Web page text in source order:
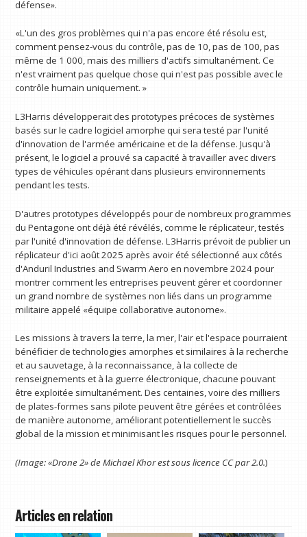
défense».
«L'un des gros problèmes qui n'a pas encore été résolu est,
comment pensez-vous du contrôle, pas de 10, pas de 100, pas
même de 1 000, mais des milliers d'actifs simultanément. Ce
n'est vraiment pas quelque chose qui n'est pas possible avec le
contrôle humain uniquement. »
L3Harris développerait des prototypes précoces de systèmes
basés sur le cadre logiciel amorphe qui sera testé par l'unité
d'innovation de l'armée américaine et de la défense. Jusqu'à
présent, le logiciel a prouvé sa capacité à travailler avec divers
types de véhicules opérant dans plusieurs environnements
pendant les tests.
D'autres prototypes développés pour de nombreux programmes
du Pentagone ont déjà été révélés, comme le réplicateur, testés
par l'unité d'innovation de défense. L3Harris prévoit de publier un
réplicateur d'ici août 2025 après avoir été sélectionné aux côtés
d'Anduril Industries and Swarm Aero en novembre 2024 pour
montrer comment les entreprises peuvent gérer et coordonner
un grand nombre de systèmes non liés dans un programme
militaire appelé «équipe collaborative autonome».
Les missions à travers la terre, la mer, l'air et l'espace pourraient
bénéficier de technologies amorphes et similaires à la recherche
et au sauvetage, à la reconnaissance, à la collecte de
renseignements et à la guerre électronique, chacune pouvant
être exploitée simultanément. Des centaines, voire des milliers
de plates-formes sans pilote peuvent être gérées et contrôlées
de manière autonome, améliorant potentiellement le succès
global de la mission et minimisant les risques pour le personnel.
(Image: «Drone 2» de Michael Khor est sous licence CC par 2.0.)
Articles en relation